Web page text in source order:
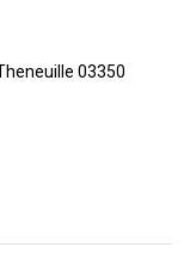
03350